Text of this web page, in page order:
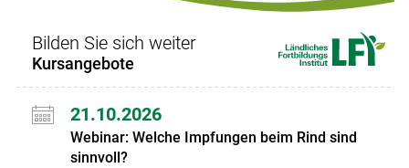
Bilden Sie sich weiter
Kursangebote
21.10.2026
Webinar: Welche Impfungen beim Rind sind
sinnvoll?